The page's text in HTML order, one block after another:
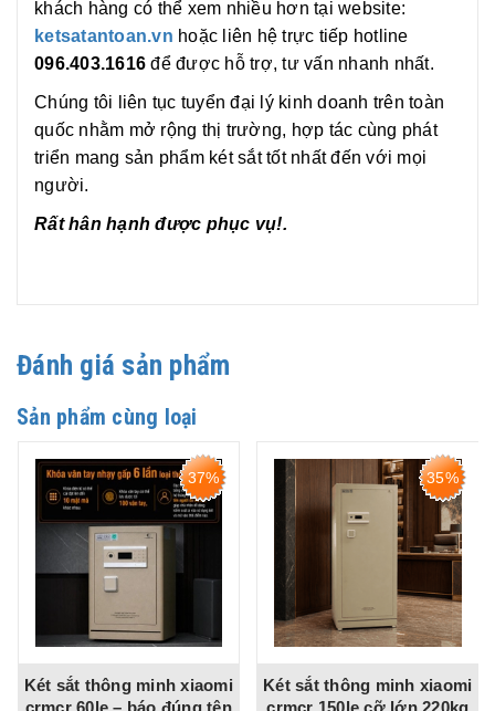
khách hàng có thể xem nhiều hơn tại website:
ketsatantoan.vn hoặc liên hệ trực tiếp hotline
096.403.1616để được hỗ trợ, tư vấn nhanh nhất.
Chúng tôi liên tục tuyển đại lý kinh doanh trên toàn
quốc nhằm mở rộng thị trường, hợp tác cùng phát
triển mang sản phẩm két sắt tốt nhất đến với mọi
người.
Rất hân hạnh được phục vụ!.
Đánh giá sản phẩm
Sản phẩm cùng loại
37%
Két sắt thông minh xiaomi
crmcr 60le – báo đúng tên
35%
Két sắt thông minh xiaomi
crmcr 150le cỡ lớn 220kg